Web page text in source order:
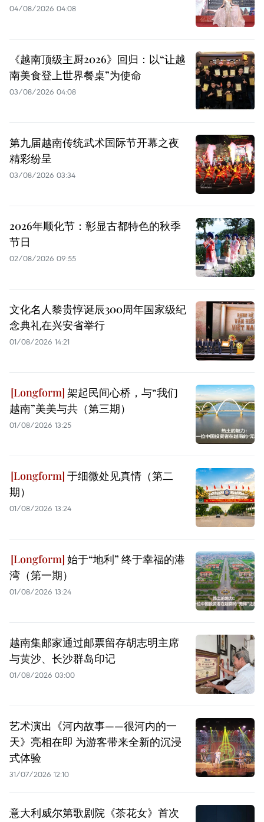
04/08/2026 04:08
《越南顶级主厨2026》回归：以“让越
南美食登上世界餐桌”为使命
03/08/2026 04:08
第九届越南传统武术国际节开幕之夜
精彩纷呈
03/08/2026 03:34
2026年顺化节：彰显古都特色的秋季
节日
02/08/2026 09:55
文化名人黎贵惇诞辰300周年国家级纪
念典礼在兴安省举行
01/08/2026 14:21
架起民间心桥，与“我们
越南”美美与共（第三期）
01/08/2026 13:25
于细微处见真情（第二
期）
01/08/2026 13:24
始于“地利” 终于幸福的港
湾（第一期）
01/08/2026 13:24
越南集邮家通过邮票留存胡志明主席
与黄沙、长沙群岛印记
01/08/2026 03:00
艺术演出《河内故事——很河内的一
天》亮相在即 为游客带来全新的沉浸
式体验
31/07/2026 12:10
意大利威尔第歌剧院《茶花女》首次